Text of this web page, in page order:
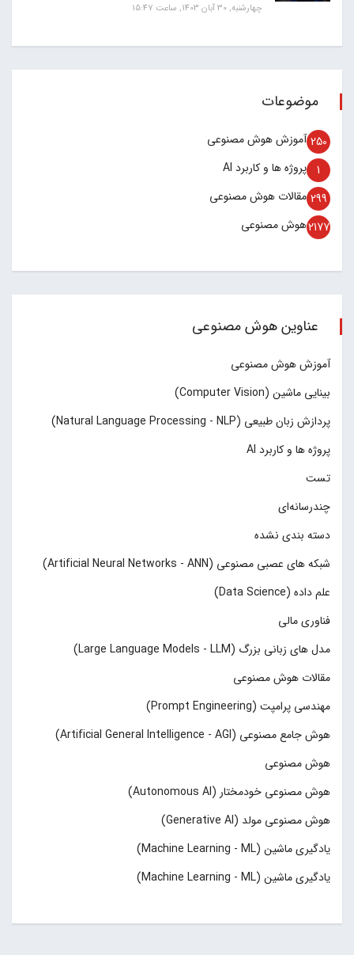
چهارشنبه, 30 آبان 1403, ساعت 15:47
موضوعات
آموزش هوش مصنوعی 250
پروژه ها و کاربرد AI 1
مقالات هوش مصنوعی 299
هوش مصنوعی2177
عناوین هوش مصنوعی
آموزش هوش مصنوعی
بینایی ماشین (Computer Vision)
پردازش زبان طبیعی (Natural Language Processing - NLP)
پروژه ها و کاربرد AI
تست
چند‌‌رسانه‌ای
دسته بندی نشده
شبکه های عصبی مصنوعی (Artificial Neural Networks - ANN)
علم داده (Data Science)
فناوری مالی
مدل های زبانی بزرگ (Large Language Models - LLM)
مقالات هوش مصنوعی
مهندسی پرامپت (Prompt Engineering)
هوش جامع مصنوعی (Artificial General Intelligence - AGI)
هوش مصنوعی
هوش مصنوعی خودمختار (Autonomous AI)
هوش مصنوعی مولد (Generative AI)
یادگیری ماشین (Machine Learning - ML)
یادگیری ماشین (Machine Learning - ML)